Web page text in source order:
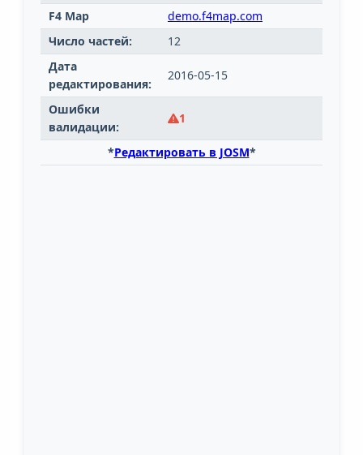
F4 Map
demo.f4map.com
Число частей:
12
Дата
редактирования:
2016-05-15
Ошибки
валидации:
1
*Редактировать в JOSM*